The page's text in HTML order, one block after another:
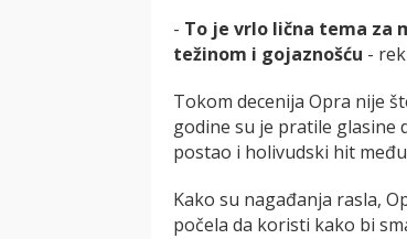
- To je vrlo lična tema za
težinom i gojaznošću -
Tokom decenija Opra nije
godine su je pratile glasine
postao i holivudski hit
Kako su nagađanja rasla,
počela da koristi kako bi